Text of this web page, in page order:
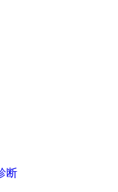
断